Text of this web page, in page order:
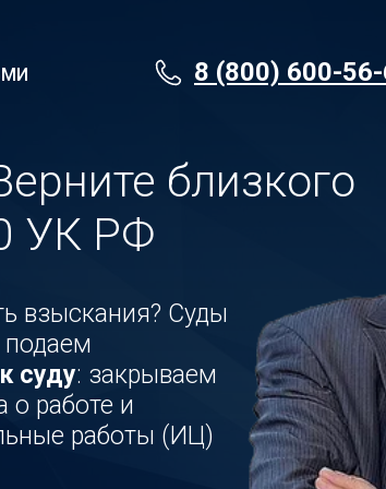
близкого
УК РФ
взыскания? Суды
суду: закрываем
о работе и
работы (ИЦ)
8 (800) 600-